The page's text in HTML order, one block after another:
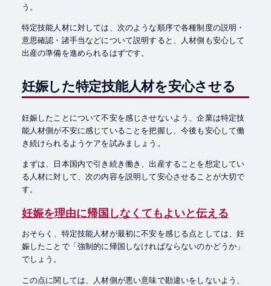
う。
特定技能人材に対しては、次のような順序で各種制度の説明・
意思確認・諸手当などについて説明すると、人材側も安心して
出産の準備を進められるはずです。
妊娠した特定技能人材を安心させる
妊娠したことについて不安を感じさせないよう、企業は特定技
能人材側が不安に感じていることを把握し、今後も安心して働
き続けられるようケアを試みましょう。
まずは、日本国内で引き続き働き、出産することを想定してい
る人材に対して、次の内容を説明して安心させることが大切で
す。
妊娠を理由に帰国しなくてもよいと伝える
おそらく、特定技能人材が最初に不安を感じる点としては、妊
娠したことで「強制的に帰国しなければならないのかどうか」
でしょう。
この点に関しては、人材側が悪い意味で勘違いをしないよう、